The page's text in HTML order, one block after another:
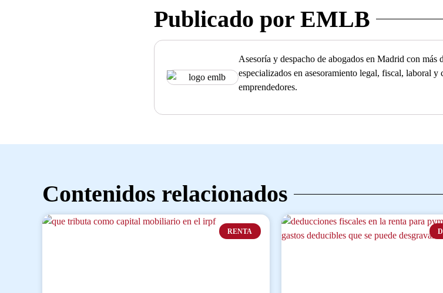
Publicado por EMLB
Asesoría y despacho de abogados en Madrid con más
especializados en asesoramiento legal, fiscal, laboral
emprendedores.
Contenidos relacionados
RENTA